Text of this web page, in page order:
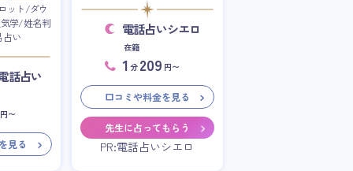
ット/ダウ
学/姓名判
い
話占い
円〜
見る
電話占いシエロ
在籍
1 分 209 円〜
口コミや料金を見る
先生に占ってもらう
PR:電話占いシエロ